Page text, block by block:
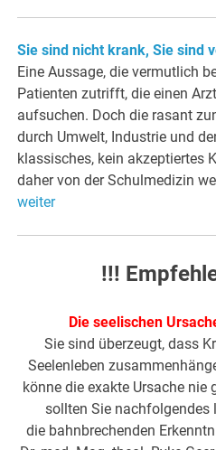
Sie sind nicht krank, Sie sind
Eine Aussage, die vermutlich
Patienten zutrifft, die einen
aufsuchen. Doch die rasant
durch Umwelt, Industrie und
klassisches, kein akzeptiertes
daher von der Schulmedizin
weiter
!!!
Die seelischen
Sie sind überzeugt, dass
Seelenleben
könne die exakte Ursache nie
sollten Sie nachfolgendes
die bahnbrechenden